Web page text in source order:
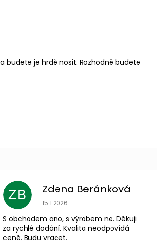
budete je hrdě nosit. Rozhodně budete
ZB Zdena Beránková
Hodnocení obchodu je 1 z 5
15.1.2026
S obchodem ano, s výrobem ne. Děkuji
za rychlé dodání. Kvalita neodpovídá
ceně. Budu vracet.